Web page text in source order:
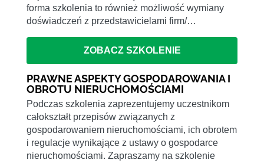
forma szkolenia to również możliwość wymiany
doświadczeń z przedstawicielami firm/…
ZOBACZ SZKOLENIE
PRAWNE ASPEKTY GOSPODAROWANIA I
OBROTU NIERUCHOMOŚCIAMI
Podczas szkolenia zaprezentujemy uczestnikom
całokształt przepisów związanych z
gospodarowaniem nieruchomościami, ich obrotem
i regulacje wynikające z ustawy o gospodarce
nieruchomościami. Zapraszamy na szkolenie